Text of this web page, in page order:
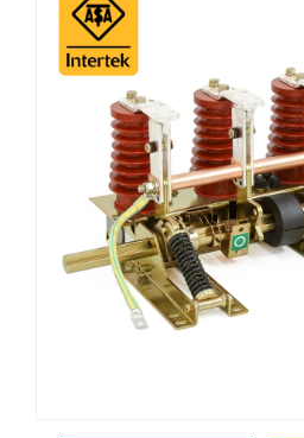
Atsisiųsti
Susisiekite Su Mumis